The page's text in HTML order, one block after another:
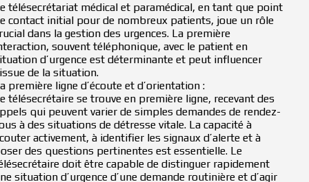
télésecrétariat médical et paramédical, en tant que point
contact initial pour de nombreux patients, joue un rôle
dans la gestion des urgences. La première
souvent téléphonique, avec le patient en
d’urgence est déterminante et peut influencer
de la situation.
première ligne d’écoute et d’orientation :
télésecrétaire se trouve en première ligne, recevant des
qui peuvent varier de simples demandes de rendez-
à des situations de détresse vitale. La capacité à
activement, à identifier les signaux d’alerte et à
des questions pertinentes est essentielle. Le
doit être capable de distinguer rapidement
situation d’urgence d’une demande routinière et d’agir